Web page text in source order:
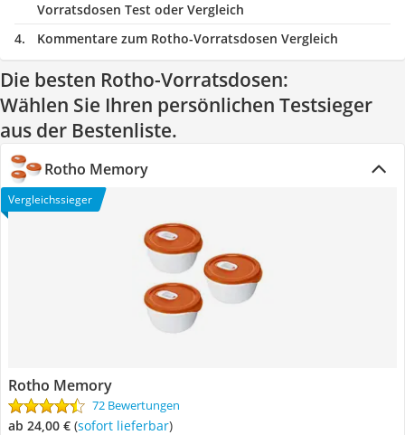
Vorratsdosen Test oder Vergleich
Kommentare zum Rotho-Vorratsdosen Vergleich
Die besten Rotho-Vorratsdosen:
Wählen Sie Ihren persönlichen Testsieger
aus der Bestenliste.
Rotho Memory
Vergleichssieger
Rotho Memory
72 Bewertungen
ab 24,00 € ( Sofort lieferbar)